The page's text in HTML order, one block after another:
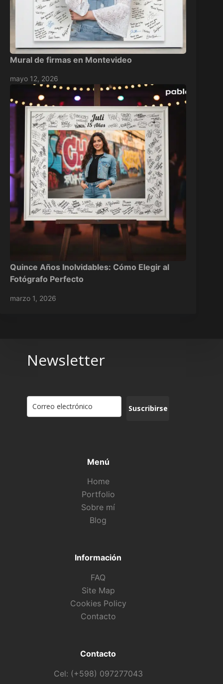
Mural de firmas en Montevideo
mayo 12, 2026
Quince Años Inolvidables: Cómo Elegir al
Fotógrafo Perfecto
marzo 1, 2026
Newsletter
Suscribirse
Menú
Home
Portfolio
Sobre mí
Blog
Información
FAQ
Site Map
Cookies Policy
Contacto
Contacto
Cel: (+598) 097277043